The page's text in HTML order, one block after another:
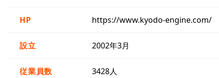
HP https://www.kyodo-engine.com/
設立 2002年3月
従業員数 3428人